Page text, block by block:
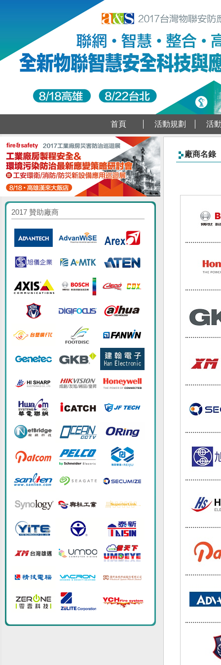
首頁 活動規劃 活
2017 贊助廠商
廠商名錄